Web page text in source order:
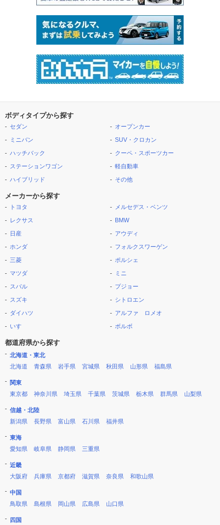
ボディタイプから探す
セダン
ミニバン
ハッチバック
ステーションワゴン
ハイブリッド
オープンカー
SUV・クロカン
クーペ・スポーツカー
軽自動車
その他
メーカーから探す
トヨタ
レクサス
日産
ホンダ
三菱
マツダ
スバル
スズキ
ダイハツ
いすゞ
メルセデス・ベンツ
BMW
アウディ
フォルクスワーゲン
ポルシェ
ミニ
プジョー
シトロエン
アルファ ロメオ
ボルボ
都道府県から探す
北海道・東北
北海道
青森県 岩手県 宮城県 秋田県 山形県 福島県
関東
東京都
神奈川県 埼玉県 千葉県 茨城県 栃木県 群馬県 山梨県
信越・北陸
新潟県
長野県 富山県 石川県 福井県
東海
愛知県
岐阜県 静岡県 三重県
近畿
大阪府
兵庫県 京都府 滋賀県 奈良県 和歌山県
中国
鳥取県
島根県 岡山県 広島県 山口県
四国